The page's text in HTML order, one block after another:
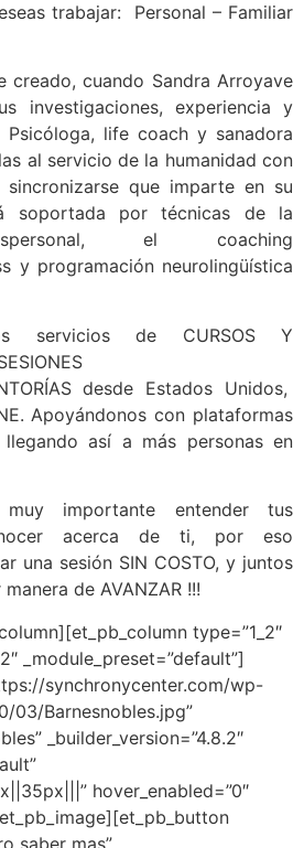
trabajar: Personal – Familiar
creado, cuando Sandra Arroyave
investigaciones, experiencia y
life coach y sanadora
al servicio de la humanidad con
que imparte en su
soportada por técnicas de la
el coaching
y programación neurolingüística
servicios de CURSOS Y
desde Estados Unidos,
Apoyándonos con plataformas
así a más personas en
importante entender tus
acerca de ti, por eso
una sesión SIN COSTO, y juntos
de AVANZAR !!!
type=”1_2″
_module_preset=”default”]
synchronycenter.com/wp-
03/Barnesnobles.jpg”
_builder_version=”4.8.2″
hover_enabled=”0″
saber mas”